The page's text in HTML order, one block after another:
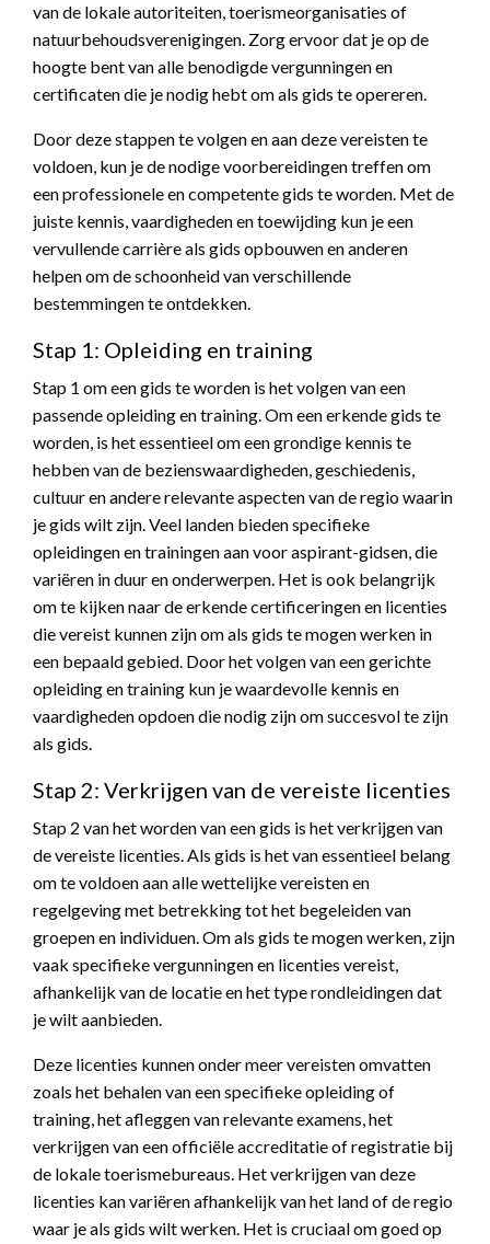
van de lokale autoriteiten, toerismeorganisaties of
natuurbehoudsverenigingen. Zorg ervoor dat je op de
hoogte bent van alle benodigde vergunningen en
certificaten die je nodig hebt om als gids te opereren.
Door deze stappen te volgen en aan deze vereisten te
voldoen, kun je de nodige voorbereidingen treffen om
een professionele en competente gids te worden. Met de
juiste kennis, vaardigheden en toewijding kun je een
vervullende carrière als gids opbouwen en anderen
helpen om de schoonheid van verschillende
bestemmingen te ontdekken.
Stap 1: Opleiding en training
Stap 1 om een gids te worden is het volgen van een
passende opleiding en training. Om een erkende gids te
worden, is het essentieel om een grondige kennis te
hebben van de bezienswaardigheden, geschiedenis,
cultuur en andere relevante aspecten van de regio waarin
je gids wilt zijn. Veel landen bieden specifieke
opleidingen en trainingen aan voor aspirant-gidsen, die
variëren in duur en onderwerpen. Het is ook belangrijk
om te kijken naar de erkende certificeringen en licenties
die vereist kunnen zijn om als gids te mogen werken in
een bepaald gebied. Door het volgen van een gerichte
opleiding en training kun je waardevolle kennis en
vaardigheden opdoen die nodig zijn om succesvol te zijn
als gids.
Stap 2: Verkrijgen van de vereiste licenties
Stap 2 van het worden van een gids is het verkrijgen van
de vereiste licenties. Als gids is het van essentieel belang
om te voldoen aan alle wettelijke vereisten en
regelgeving met betrekking tot het begeleiden van
groepen en individuen. Om als gids te mogen werken, zijn
vaak specifieke vergunningen en licenties vereist,
afhankelijk van de locatie en het type rondleidingen dat
je wilt aanbieden.
Deze licenties kunnen onder meer vereisten omvatten
zoals het behalen van een specifieke opleiding of
training, het afleggen van relevante examens, het
verkrijgen van een officiële accreditatie of registratie bij
de lokale toerismebureaus. Het verkrijgen van deze
licenties kan variëren afhankelijk van het land of de regio
waar je als gids wilt werken. Het is cruciaal om goed op